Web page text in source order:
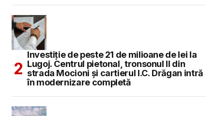
Investiție de peste 21 de milioane de lei la
Lugoj. Centrul pietonal, tronsonul II din
strada Mocioni și cartierul I.C. Drăgan intră
în modernizare completă